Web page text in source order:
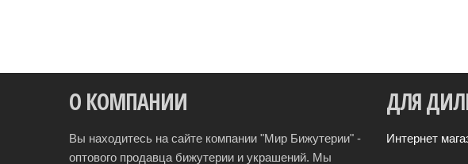
О КОМПАНИИ
Вы находитесь на сайте компании "Мир Бижутерии" -
оптового продавца бижутерии и украшений. Мы
ДЛЯ
Интернет